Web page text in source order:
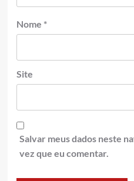
Nome *
Site
Salvar meus dados neste
vez que eu comentar.